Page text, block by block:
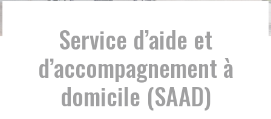
domicile (SAAD)
SAAD PRESTATAIRE